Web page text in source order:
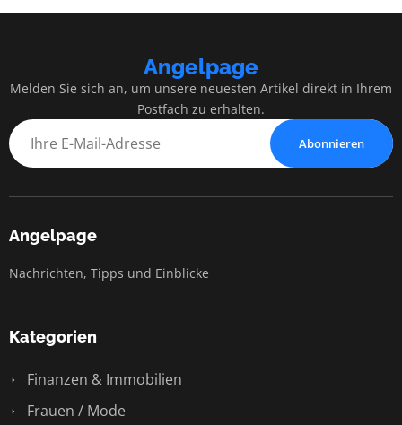
Angelpage
Melden Sie sich an, um unsere neuesten Artikel direkt in Ihrem
Postfach zu erhalten.
Abonnieren
Angelpage
Nachrichten, Tipps und Einblicke
Kategorien
Finanzen & Immobilien
Frauen / Mode